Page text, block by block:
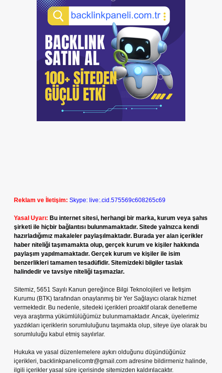
Reklam ve İletişim: Skype: live:.cid.575569c608265c69
Yasal Uyarı: Bu internet sitesi, herhangi bir marka, kurum veya şahıs
şirketi ile hiçbir bağlantısı bulunmamaktadır. Sitede yalnızca kendi
hazırladığımız makaleler paylaşılmaktadır. Burada yer alan içerikler
haber niteliği taşımamakta olup, gerçek kurum ve kişiler hakkında
paylaşım yapılmamaktadır. Gerçek kurum ve kişiler ile isim
benzerlikleri tamamen tesadüfidir. Sitemizdeki bilgiler taslak
halindedir ve tavsiye niteliği taşımazlar.
Sitemiz, 5651 Sayılı Kanun gereğince Bilgi Teknolojileri ve İletişim
Kurumu (BTK) tarafından onaylanmış bir Yer Sağlayıcı olarak hizmet
vermektedir. Bu nedenle, sitedeki içerikleri proaktif olarak denetleme
veya araştırma yükümlülüğümüz bulunmamaktadır. Ancak, üyelerimiz
yazdıkları içeriklerin sorumluluğunu taşımakta olup, siteye üye olarak bu
sorumluluğu kabul etmiş sayılırlar.
Hukuka ve yasal düzenlemelere aykırı olduğunu düşündüğünüz
içerikleri, backlinkpanelicomtr@gmail.com adresine bildirmeniz halinde,
ilgili içerikler yasal süre içerisinde sitemizden kaldırılacaktır.